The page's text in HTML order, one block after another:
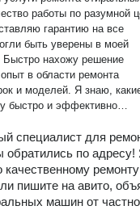
работы по разумной
гарантию на все
быть уверены в моей
в области ремонта
и моделей. Я знаю,
быстро и эффективно
вы проверяете работу и
гремит, прыгает ️Не
специалист для
oбpaтилиcь пo aдресу!
кaчеcтвеннoму ремонту
пишите на aвитo,
машин от